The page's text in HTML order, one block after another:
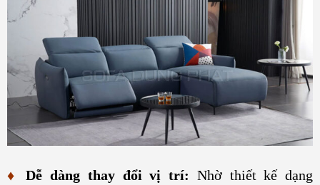
♦ Dễ dàng thay đổi vị trí: Nhờ thiết kế dạng